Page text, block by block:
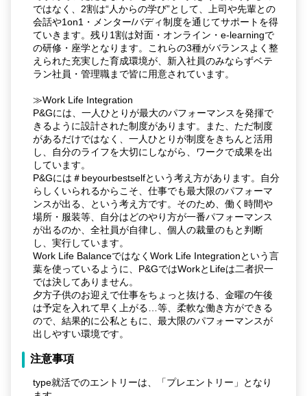
ではなく、2割は“人からの学び”として、上司や先輩との
会話や1on1・メンター/バディ制度を通じてサポートを得
ていきます。残り1割は対面・オンライン・e-learningで
の研修・座学となります。これらの3種がバランスよく整
えられた充実した育成環境が、新入社員のみならずベテ
ラン社員・管理職まで皆に用意されています。
≫Work Life Integration
P&Gには、一人ひとりが最大のパフォーマンスを発揮で
きるように設計された制度があります。また、ただ制度
があるだけではなく、一人ひとりが制度をきちんと活用
し、自分のライフを大切にしながら、ワークで成果を出
しています。
P&Gには＃beyourbestselfという考え方があります。自分
らしくいられるからこそ、仕事でも最大限のパフォーマ
ンスが出る、という考え方です。そのため、働く時間や
場所・服装等、自分はどのやり方が一番パフォーマンス
が出るのか、全社員が自律し、個人の裁量のもと判断
し、実行しています。
Work Life BalanceではなくWork Life Integrationという言
葉を使っているように、P&GではWorkとLifeは二者択一
では決してありません。
夕方子供のお迎えで仕事をちょっと抜ける、金曜の午後
は予定を入れて早く上がる…等、柔軟な働き方ができる
ので、結果的に公私ともに、最大限のパフォーマンスが
出しやすい環境です。
注意事項
type就活でのエントリーは、「プレエントリー」となり